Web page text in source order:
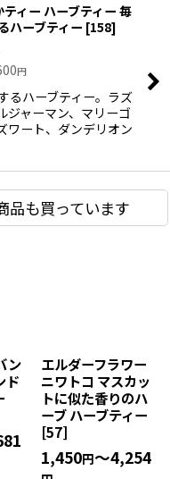
ィー ハーブティー 毎
ハーブティー [158]
円
るハーブティー。ラズ
ジャーマン、マリーゴ
ワート、ダンデリオン
品も買っています
ン
ド
エルダーフラワー
ニワトコ マスカッ
トに似た香りのハ
ーブ ハーブティー
[57]
1,450円～4,254